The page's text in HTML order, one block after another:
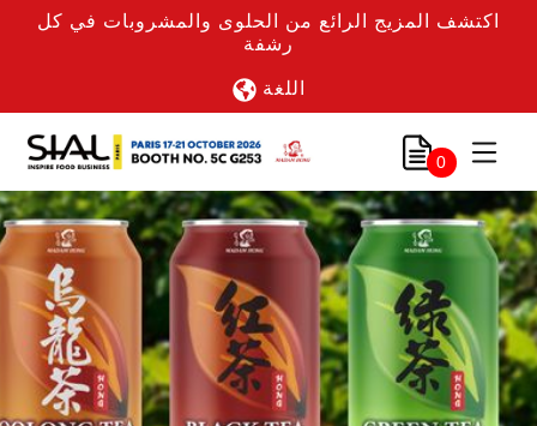
اكتشف المزيج الرائع من الحلوى والمشروبات في كل
رشفة
اللغة
0